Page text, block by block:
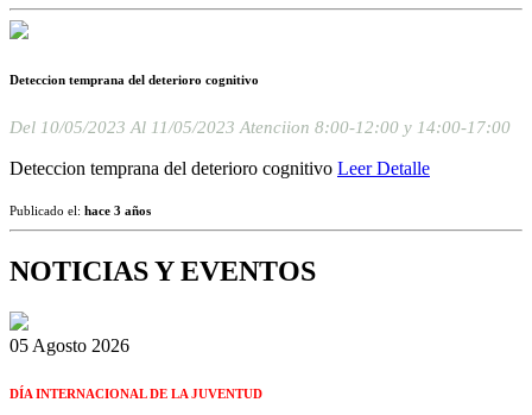
Deteccion temprana del deterioro cognitivo
Del 10/05/2023 Al 11/05/2023 Atenciion 8:00-12:00 y 14:00-17:00
Deteccion temprana del deterioro cognitivo Leer Detalle
Publicado el: hace 3 años
NOTICIAS Y EVENTOS
05 Agosto 2026
DÍA INTERNACIONAL DE LA JUVENTUD